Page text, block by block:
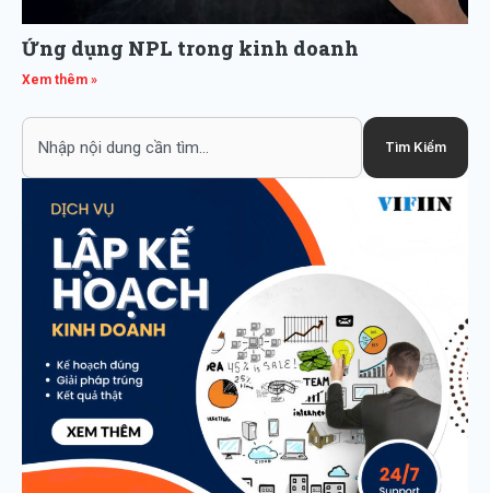
Ứng dụng NPL trong kinh doanh
Xem thêm »
Tìm Kiếm